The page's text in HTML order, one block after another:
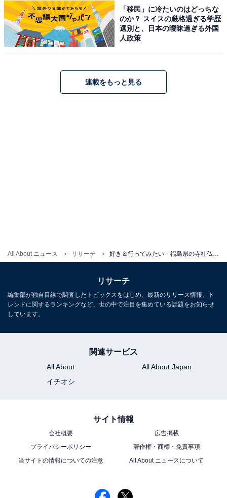
All About ニュース リサーチ
好き＆行ってみたい「北海道の寺社仏閣」ラン
「移民」に冷たいのはどっちな
のか？ スイスの厳格過ぎる学歴
選別と、日本の曖昧過ぎる外国
人政策
連載をもっと見る
リサーチ
編集部が独自目線で調査したトピックスをはじめ、最新のリリース情報、ト
レンドに関するランキングなど、世の中で注目を集めている話題をお知らせ
しています。
関連サービス
All About
All About Japan
イチオシ
サイト情報
会社概要
広告掲載
プライバシーポリシー
著作権・商標・免責事項
当サイトの情報についての注意
All About ニュースについて